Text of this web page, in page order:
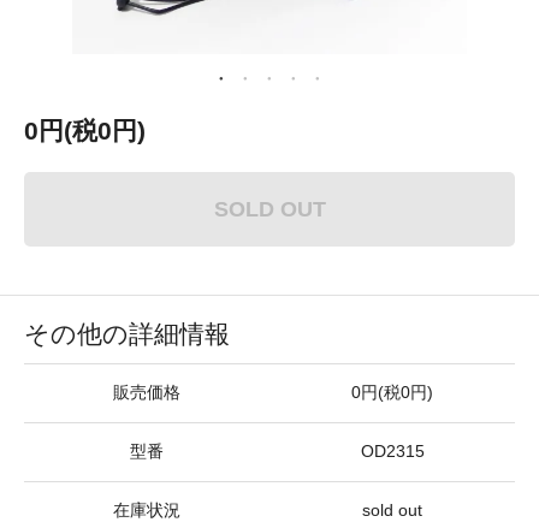
0円(税0円)
SOLD OUT
その他の詳細情報
販売価格 0円(税0円)
型番 OD2315
在庫状況 sold out